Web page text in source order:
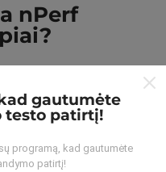
nPerf
gautumėte
testo patirtį!
programą, kad gautumėte
patirtį!